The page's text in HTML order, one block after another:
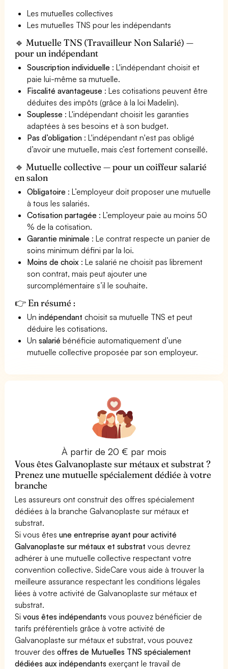
Les mutuelles collectives
Les mutuelles TNS pour les indépendants
🔹 Mutuelle TNS (Travailleur Non Salarié) —
pour un indépendant
Souscription individuelle : L'indépendant choisit et
paie lui-même sa mutuelle.
Fiscalité avantageuse : Les cotisations peuvent être
déduites des impôts (grâce à la loi Madelin).
Souplesse : L'indépendant choisit les garanties
adaptées à ses besoins et à son budget.
Pas d’obligation : L'indépendant n'est pas obligé
d’avoir une mutuelle, mais c’est fortement conseillé.
🔹 Mutuelle collective — pour un coiffeur salarié
en salon
Obligatoire : L’employeur doit proposer une mutuelle
à tous les salariés.
Cotisation partagée : L’employeur paie au moins 50
% de la cotisation.
Garantie minimale : Le contrat respecte un panier de
soins minimum défini par la loi.
Moins de choix : Le salarié ne choisit pas librement
son contrat, mais peut ajouter une
surcomplémentaire s’il le souhaite.
👉 En résumé :
Unindépendant choisit sa mutuelle TNS et peut
déduire les cotisations.
Unsalarié bénéficie automatiquement d’une
mutuelle collective proposée par son employeur.
À partir de 20 € par mois
Vous êtes Galvanoplaste sur métaux et substrat ?
Prenez une mutuelle spécialement dédiée à votre
branche
Les assureurs ont construit des offres spécialement
dédiées à la branche Galvanoplaste sur métaux et
substrat.
Si vous êtesune entreprise ayant pour activité
Galvanoplaste sur métaux et substrat vous devrez
adhérer à une mutuelle collective respectant votre
convention collective. SideCare vous aide à trouver la
meilleure assurance respectant les conditions légales
liées à votre activité de Galvanoplaste sur métaux et
substrat.
Sivous êtes indépendants vous pouvez bénéficier de
tarifs préférentiels grâce à votre activité de
Galvanoplaste sur métaux et substrat, vous pouvez
trouver desoffres de Mutuelles TNS spécialement
dédiées aux indépendants exerçant le travail de